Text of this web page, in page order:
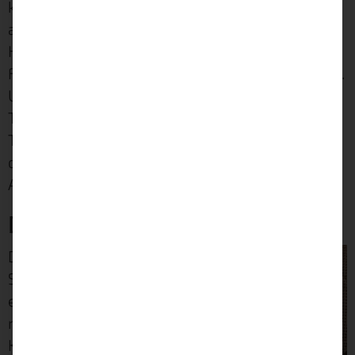
konzentrierten wir uns in unserem Test jedoch
auf die Staubsaugerfunktion, da diese der
Hauptfokus ist. Sie ist auch die einzige
Funktion, welche wir bisher ausprobiert haben.
Unser Roboter soll nämlich nicht über den
Teppich wischen wollen, wobei das Thema
Teppich noch eine andere Geschichte ist. Auf
diese komme ich in einem nachfolgenden
Absatz nochmal zurück.
Das Zubehör
Der
Saugrobot
er kommt
nach dem
Kauf mit